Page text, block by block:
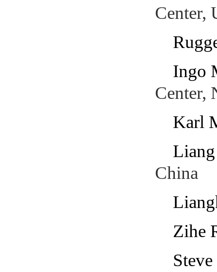
Center,
Ingo
Center,
Karl
China
Zihe